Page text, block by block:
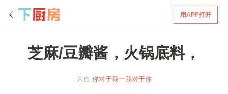
用APP打开
芝麻/豆瓣酱，火锅底料，
来自 你对于我一我对于你